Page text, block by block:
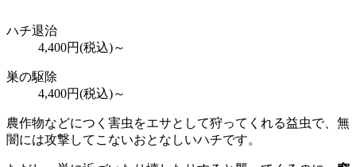
ハチ退治
4,400円(税込)～
巣の駆除
4,400円(税込)～
農作物などにつく害虫をエサとして狩ってくれる益虫で、無
闇には攻撃してこないおとなしいハチです。